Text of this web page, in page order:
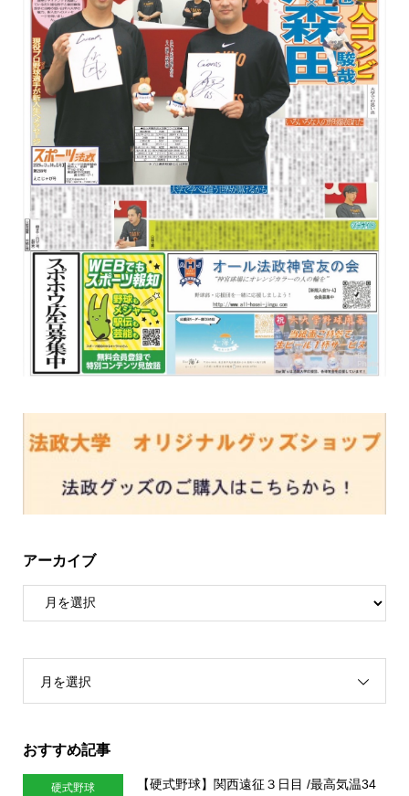
アーカイブ
月を選択
おすすめ記事
硬式野球
【硬式野球】関西遠征３日目 /最高気温34